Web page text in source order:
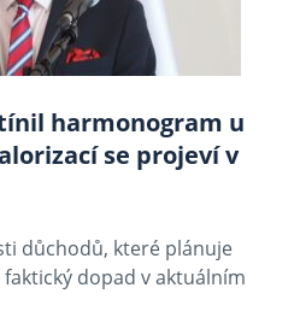
harmonogram u
se projeví v
důchodů, které plánuje
dopad v aktuálním